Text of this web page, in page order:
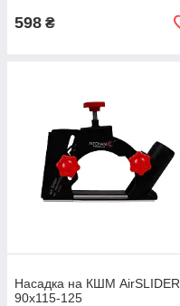
598 ₴
Насадка на КШМ AirSLIDER
90x115-125